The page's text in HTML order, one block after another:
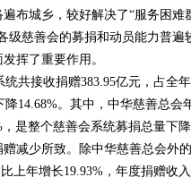
布城乡，较好解决了“服务困难
级慈善会的募捐和动员能力普遍
挥了重要作用。
共接收捐赠383.95亿元，占全
降14.68%。其中，中华慈善总会
是整个慈善会系统募捐总量下
减少所致。除中华慈善总会外
上年增长19.93%，年度捐赠收